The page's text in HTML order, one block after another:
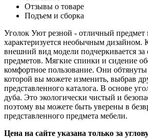
Отзывы о товаре
Подъем и сборка
Уголок Уют резной - отличный предмет
характеризуется необычным дизайном.
внешний вид модели подчеркивается за
предметов. Мягкие спинки и сидение
комфортное пользование. Они
которой вы можете изменить, выбрав
представленного каталога. В основе
дуба. Это экологически чистый и
поэтому вы можете быть уверены в
представленного предмета мебели.
Цена на сайте указана только за